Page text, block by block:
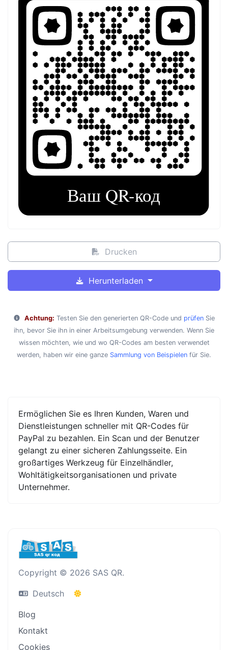
Drucken
Herunterladen
Achtung: Testen Sie den generierten QR-Code und prüfen Sie
ihn, bevor Sie ihn in einer Arbeitsumgebung verwenden. Wenn Sie
wissen möchten, wie und wo QR-Codes am besten verwendet
werden, haben wir eine ganze Sammlung von Beispielen für Sie.
Ermöglichen Sie es Ihren Kunden, Waren und
Dienstleistungen schneller mit QR-Codes für
PayPal zu bezahlen. Ein Scan und der Benutzer
gelangt zu einer sicheren Zahlungsseite. Ein
großartiges Werkzeug für Einzelhändler,
Wohltätigkeitsorganisationen und private
Unternehmer.
Copyright © 2026 SAS QR.
Deutsch
Blog
Kontakt
Cookies